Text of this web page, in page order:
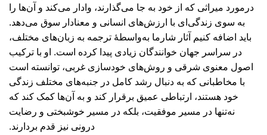
درمورد میراثی که از خود به جا می‌گذارند، وادار می‌کند و آن‌ها را
به سوی زندگی‌ای با ارزش‌های انسانی و معنادار سوق می‌دهد.
باید اضافه کنیم آثار شارما به‌واسطۀ ترجمه به زبان‌های مختلف،
در سراسر جهان خوانندگان زیادی پیدا کرده است. او با ترکیب
اصول معنوی شرقی و روش‌های خودسازی غربی، توانسته است
با مخاطبانی که به ‌دنبال رشد کامل در جنبه‌های مختلف زندگی
خود هستند، ارتباطی عمیق برقرار کند و به آن‌ها کمک کند که
نه‌تنها در مسیر موفقیت، بلکه در مسیر خوشبختی و رضایت
درونی نیز قدم بردارند.